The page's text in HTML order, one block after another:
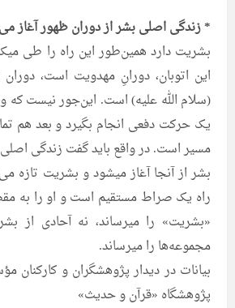
* زندگی اصلی بشر از دوران ظهور آغاز
بشریت دارد همین‌طور این راه را طى
این اتوبان، دورانِ مهدویت است،
(سلام الله علیه) است. این‌جور نیست که
یک حرکت دفعى انجام بگیرد و بعد هم
مسیر است. در واقع باید گفت زندگى
بشر از آنجا آغاز میشود و بشریت تازه
راه یک صراط مستقیم است و او را به
«بشریت» را میرساند، نه آحادى از
مجموعه‌ها را میرساند.
بیانات در دیدار پژوهشگران و کارکنان‌
پژوهشگاه «قرآن و حدیث»